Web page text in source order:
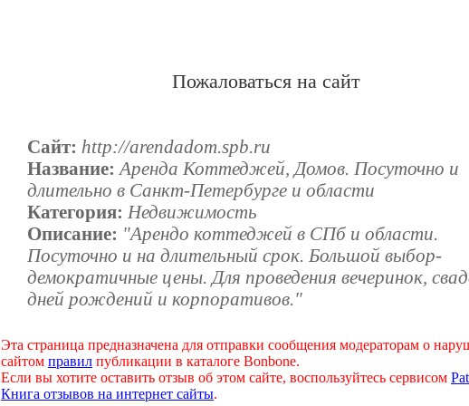
Пожаловаться на сайт
Сайт: http://arendadom.spb.ru
Название: Аренда Коттеджей, Домов. Посуточно и
длительно в Санкт-Петербурге и области
Категория: Недвижимость
Описание: "Арендо коттеджей в СПб и области.
Посуточно и на длительный срок. Большой выбор-
демократичные цены. Для проведения вечеринок,
дней рождений и корпоративов."
Эта страница предназначена для отправки сообщения модераторам о
сайтом правил публикации в каталоге Bonbone.
Если вы хотите оставить отзыв об этом сайте, воспользуйтесь сервисом
Книга отзывов на интернет сайты.